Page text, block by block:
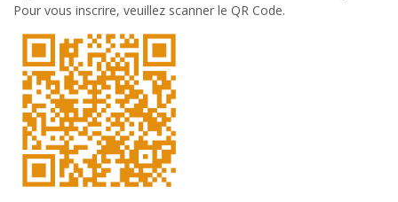
Pour vous inscrire, veuillez scanner le QR Code.